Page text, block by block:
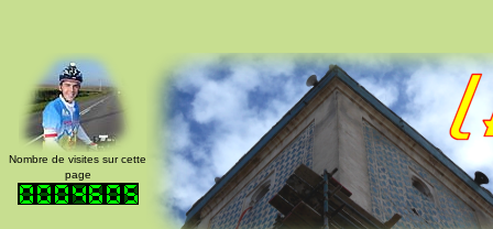
Nombre de visites sur cette
page